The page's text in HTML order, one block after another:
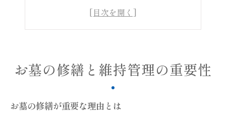
お墓の維持に必要な修繕技術
お墓の修繕で敬意を形にする方法
お墓修繕がもたらす心の変化
お墓の修繕と維持管理の重要性
お墓の修繕が重要な理由とは